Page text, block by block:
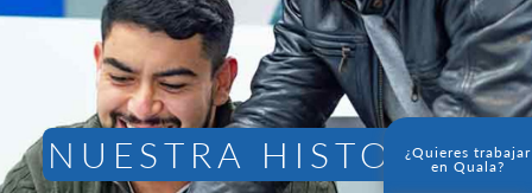
NUESTRA HISTORIA¿Quieres trabajar
en Quala?